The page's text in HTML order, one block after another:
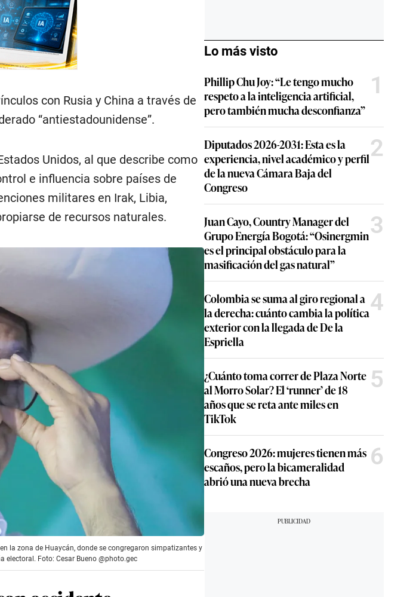
con Rusia y China a través de
“antiestadounidense”.
Unidos, al que describe como
e influencia sobre países de
militares en Irak, Libia,
de recursos naturales.
la zona de Huaycán, donde se congregaron simpatizantes y
electoral. Foto: Cesar Bueno @photo.gec
Lo más visto
Phillip Chu Joy: “Le tengo mucho
respeto a la inteligencia artificial,
pero también mucha desconfianza”
1
Diputados 2026-2031: Esta es la
experiencia, nivel académico y perfil
de la nueva Cámara Baja del
Congreso
2
Juan Cayo, Country Manager del
Grupo Energía Bogotá: “Osinergmin
es el principal obstáculo para la
masificación del gas natural”
3
Colombia se suma al giro regional a
la derecha: cuánto cambia la política
exterior con la llegada de De la
Espriella
4
¿Cuánto toma correr de Plaza Norte
al Morro Solar? El ‘runner’ de 18
años que se reta ante miles en
TikTok
5
Congreso 2026: mujeres tienen más
escaños, pero la bicameralidad
abrió una nueva brecha
6